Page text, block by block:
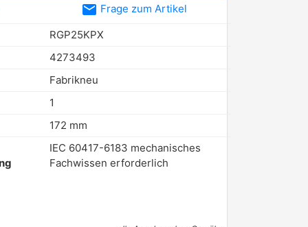
email Frage zum Artikel
RGP25KPX
4273493
Fabrikneu
1
172 mm
IEC 60417-6183 mechanisches
Fachwissen erforderlich